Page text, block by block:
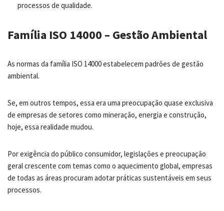
processos de qualidade.
Família ISO 14000 – Gestão Ambiental
As normas da família ISO 14000 estabelecem padrões de gestão
ambiental.
Se, em outros tempos, essa era uma preocupação quase exclusiva
de empresas de setores como mineração, energia e construção,
hoje, essa realidade mudou.
Por exigência do público consumidor, legislações e preocupação
geral crescente com temas como o aquecimento global, empresas
de todas as áreas procuram adotar práticas sustentáveis em seus
processos.